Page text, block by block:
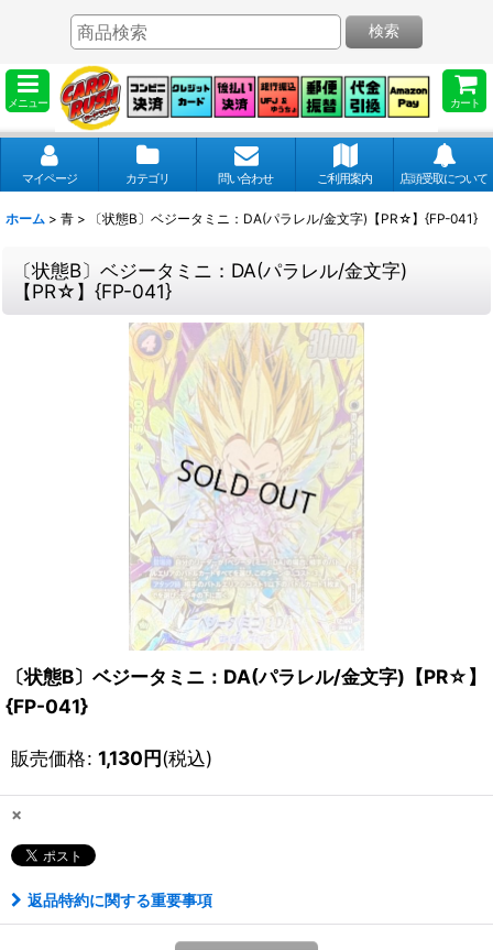
メニュー カート
検索
マイページ カテゴリ 問い合わせ ご利用案内 店頭受取について
ホーム > 青 > 〔状態B〕ベジータミニ：DA(パラレル/金文字)【PR☆】{FP-041}
〔状態B〕ベジータミニ：DA(パラレル/金文字)
【PR☆】{FP-041}
〔状態B〕ベジータミニ：DA(パラレル/金文字)【PR☆】
{FP-041}
販売価格: 1,130円(税込)
×
返品特約に関する重要事項